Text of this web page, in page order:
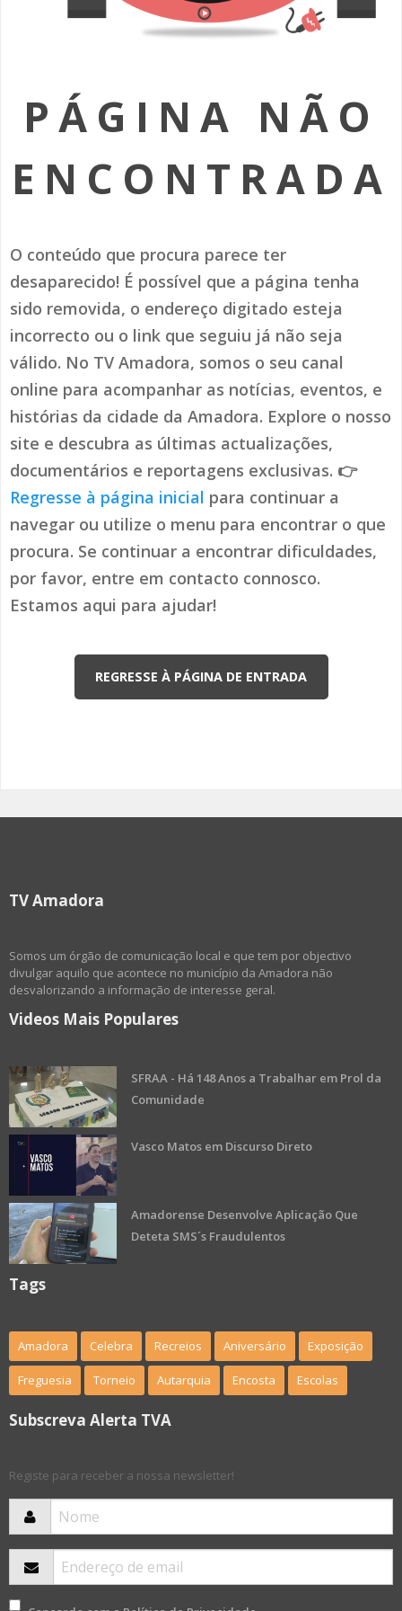
SOMOS TODOS EUROPEUS
AMADORA LIGA À RESILIÊNCIA
(RE) PENSAMENTOS
HISTÓRIAS DE ABRIL
PÁGINA NÃO
ENCONTRADA
O conteúdo que procura parece ter
desaparecido! É possível que a página tenha
sido removida, o endereço digitado esteja
incorrecto ou o link que seguiu já não seja
válido. No TV Amadora, somos o seu canal
online para acompanhar as notícias, eventos, e
histórias da cidade da Amadora. Explore o nosso
site e descubra as últimas actualizações,
documentários e reportagens exclusivas. 👉
Regresse à página inicial para continuar a
navegar ou utilize o menu para encontrar o que
procura. Se continuar a encontrar dificuldades,
por favor, entre em contacto connosco.
Estamos aqui para ajudar!
REGRESSE À PÁGINA DE ENTRADA
TV Amadora
Somos um órgão de comunicação local e que tem por objectivo
divulgar aquilo que acontece no município da Amadora não
desvalorizando a informação de interesse geral.
Videos Mais Populares
SFRAA - Há 148 Anos a Trabalhar em Prol da
Comunidade
Vasco Matos em Discurso Direto
Amadorense Desenvolve Aplicação Que
Deteta SMS´s Fraudulentos
Tags
Amadora Celebra Recreios Aniversário Exposição
Freguesia Torneio Autarquia Encosta Escolas
Subscreva Alerta TVA
Registe para receber a nossa newsletter!